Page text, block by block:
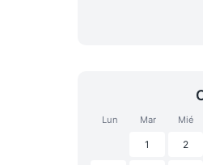
Lun Mar Mié
1 2